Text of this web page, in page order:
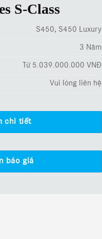
S-Class
S450, S450 Luxury
3 Năm
Từ 5.039.000.000 VNĐ
Vui lòng liên hệ
chi tiết
báo giá